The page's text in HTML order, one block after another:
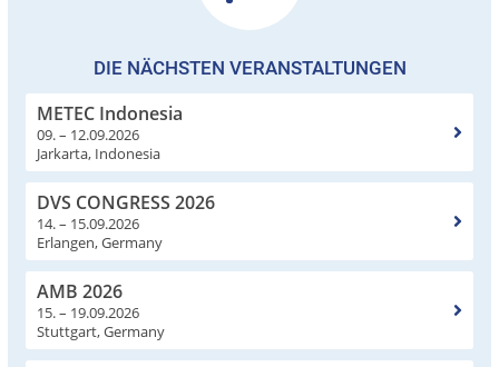
DIE NÄCHSTEN VERANSTALTUNGEN
METEC Indonesia
09. – 12.09.2026
Jarkarta, Indonesia
DVS CONGRESS 2026
14. – 15.09.2026
Erlangen, Germany
AMB 2026
15. – 19.09.2026
Stuttgart, Germany